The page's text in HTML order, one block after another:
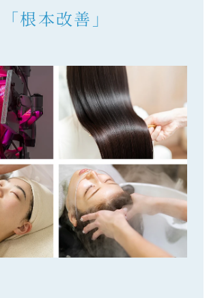
「根本改善」